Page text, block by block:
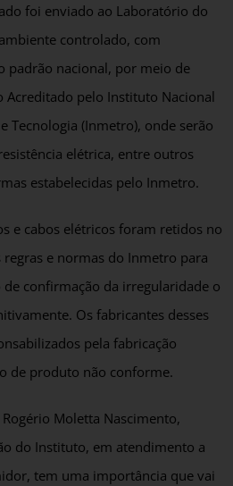
foi enviado ao Laboratório do
controlado, com
padrão nacional, por meio de
Acreditado pelo Instituto Nacional
Tecnologia (Inmetro), onde serão
elétrica, entre outros
estabelecidas pelo Inmetro.
e cabos elétricos foram retidos no
e normas do Inmetro para
confirmação da irregularidade o
Os fabricantes desses
pela fabricação
de produto não conforme.
Moletta Nascimento,
do Instituto, em atendimento a
tem uma importância que vai